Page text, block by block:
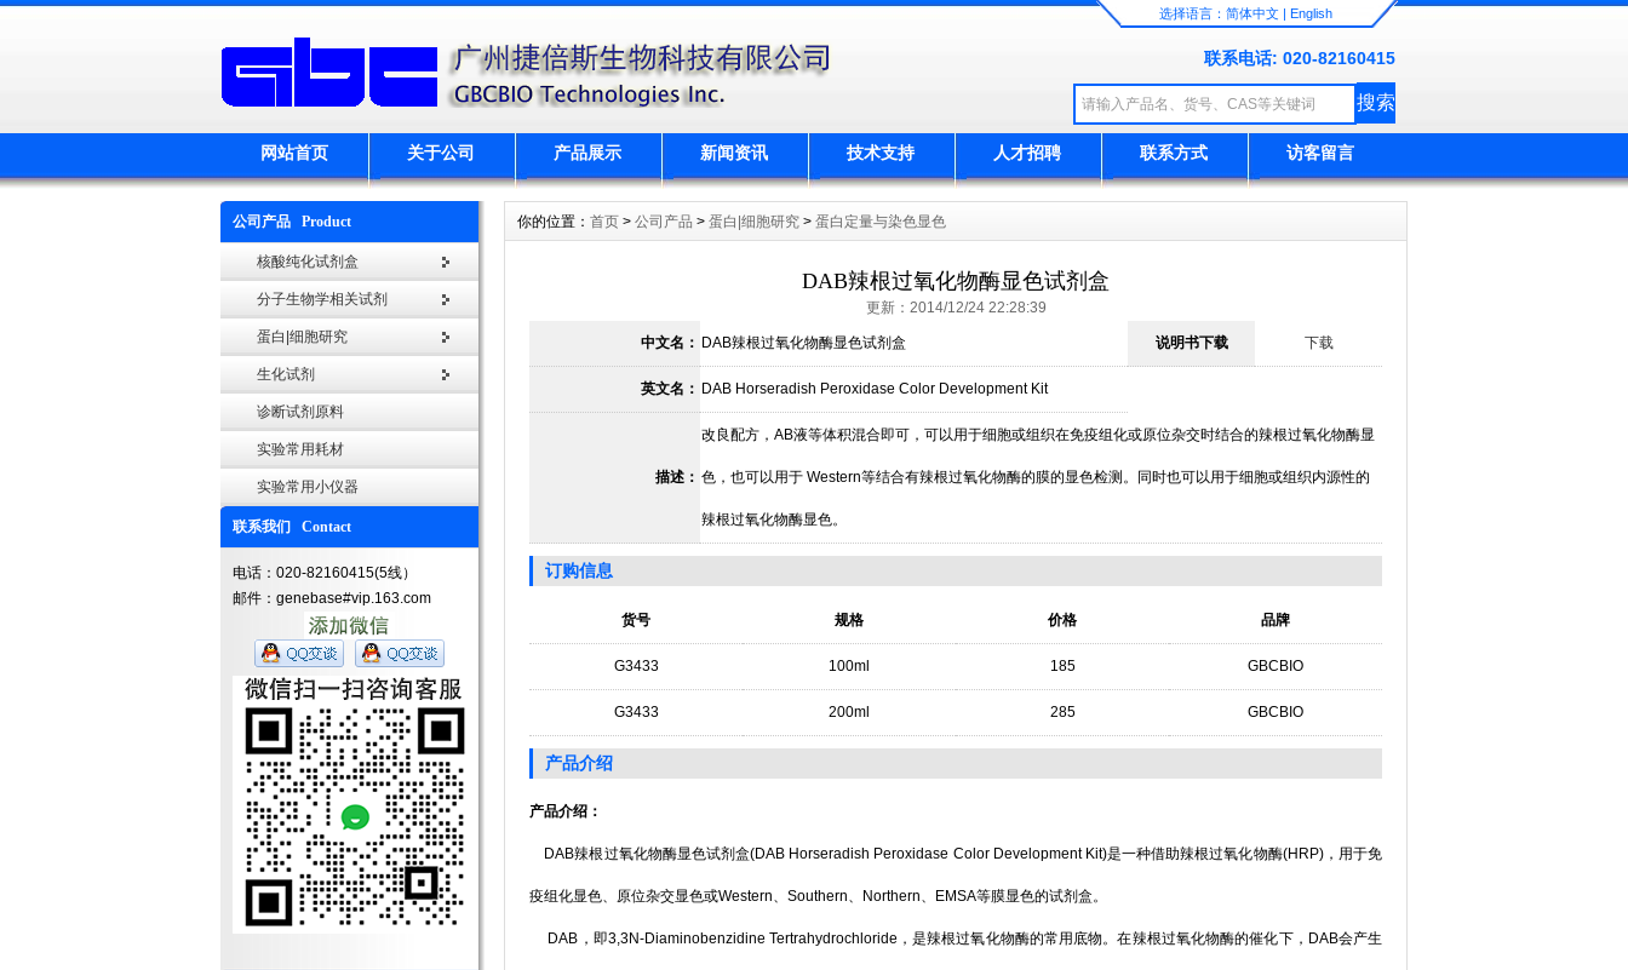
选择语言： 简体中文 | English
联系电话: 020-82160415
网站首页 关于公司 产品展示 新闻资讯 技术支持 人才招聘 联系方式 访客留言
公司产品 Product
核酸纯化试剂盒
分子生物学相关试剂
蛋白|细胞研究
生化试剂
诊断试剂原料
实验常用耗材
实验常用小仪器
联系我们 Contact
电话：020-82160415(5线）
邮件：genebase#vip.163.com
你的位置： 首页 > 公司产品 > 蛋白|细胞研究 > 蛋白定量与染色显色
DAB辣根过氧化物酶显色试剂盒
更新：2014/12/24 22:28:39
中文名： DAB辣根过氧化物酶显色试剂盒 说明书下载 下载
英文名： DAB Horseradish Peroxidase Color Development Kit
描述：
改良配方，AB液等体积混合即可，可以用于细胞或组织在免疫组化或原位杂交时结合的辣根过氧化物酶显
色，也可以用于 Western等结合有辣根过氧化物酶的膜的显色检测。同时也可以用于细胞或组织内源性的
辣根过氧化物酶显色。
订购信息
货号 规格 价格 品牌
G3433 100ml 185 GBCBIO
G3433 200ml 285 GBCBIO
产品介绍
产品介绍 ：
DAB辣根过氧化物酶显色试剂盒(DAB Horseradish Peroxidase Color Development Kit)是一种借助辣根过氧化物酶(HRP)，用于免
疫组化显色、原位杂交显色或Western、 Southern、 Northern、 EMSA等膜显色的试剂盒。
DAB ，即3,3N-Diaminobenzidine Tertrahydrochloride ，是辣根过氧化物酶的常用底物。在辣根过氧化物酶的催化下， DAB会产生